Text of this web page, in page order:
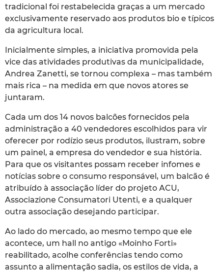
tradicional foi restabelecida graças a um mercado
exclusivamente reservado aos produtos bio e típicos
da agricultura local.
Inicialmente simples, a iniciativa promovida pela
vice das atividades produtivas da municipalidade,
Andrea Zanetti, se tornou complexa – mas também
mais rica – na medida em que novos atores se
juntaram.
Cada um dos 14 novos balcões fornecidos pela
administração a 40 vendedores escolhidos para vir
oferecer por rodízio seus produtos, ilustram, sobre
um painel, a empresa do vendedor e sua história.
Para que os visitantes possam receber infomes e
notícias sobre o consumo responsável, um balcão é
atribuído à associação líder do projeto ACU,
Associazione Consumatori Utenti, e a qualquer
outra associação desejando participar.
Ao lado do mercado, ao mesmo tempo que ele
acontece, um hall no antigo «Moinho Forti»
reabilitado, acolhe conferências tendo como
assunto a alimentação sadia, os estilos de vida, a